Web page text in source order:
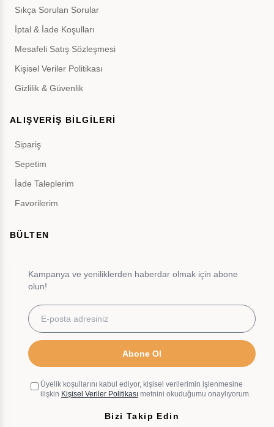
Sıkça Sorulan Sorular
İptal & İade Koşulları
Mesafeli Satış Sözleşmesi
Kişisel Veriler Politikası
Gizlilik & Güvenlik
ALIŞVERİŞ BİLGİLERİ
Sipariş
Sepetim
İade Taleplerim
Favorilerim
BÜLTEN
Kampanya ve yeniliklerden haberdar olmak için abone
olun!
Abone Ol
Üyelik koşullarını kabul ediyor, kişisel verilerimin işlenmesine
ilişkin Kişisel Veriler Politikası metnini okuduğumu onaylıyorum.
Bizi Takip Edin